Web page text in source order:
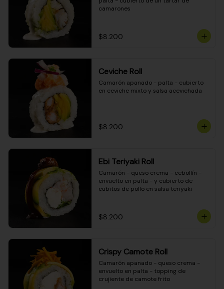
camarones
$8.200
Ceviche Roll
Camarón apanado - palta - cubierto
en ceviche mixto y salsa acevichada
$8.200
Ebi Teriyaki Roll
Camarón - queso crema - cebollín -
envuelto en palta - y cubierto de
cubitos de pollo en salsa teriyaki
$8.200
Crispy Camote Roll
Camarón apanado - queso crema -
envuelto en palta - topping de
crujiente de camote frito